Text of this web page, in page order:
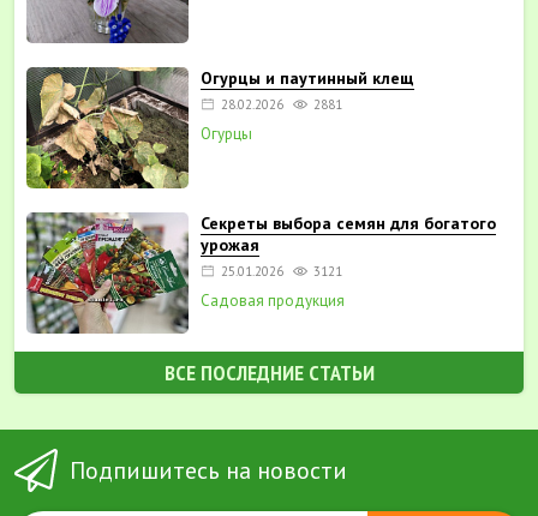
Огурцы и паутинный клещ
28.02.2026 2881
Огурцы
Секреты выбора семян для богатого
урожая
25.01.2026 3121
Садовая продукция
ВСЕ ПОСЛЕДНИЕ СТАТЬИ
Подпишитесь на новости